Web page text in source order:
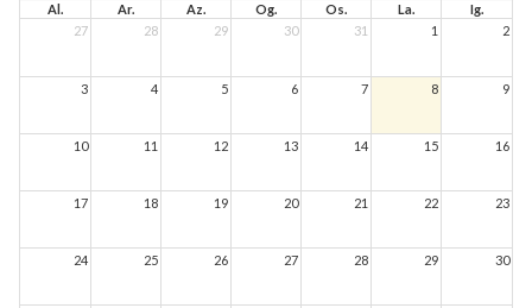
Al. Ar. Az. Og. Os. La.
Ig.
27
28 29 30 31 1 2
3 4 5 6 7 8 9
10 11 12 13 14 15 16
17 18 19 20 21 22 23
24 25 26 27 28 29 30